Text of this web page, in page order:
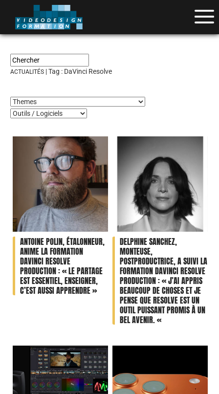
ACTUALITÉS | Tag : DaVinci Resolve
ANTOINE POLIN, ÉTALONNEUR,
ANIME LA FORMATION
DAVINCI RESOLVE
PRODUCTION : « LE PARTAGE
EST ESSENTIEL, ENSEIGNER,
C’EST AUSSI APPRENDRE »
DELPHINE SANCHEZ,
MONTEUSE,
POSTPRODUCTRICE, A SUIVI LA
FORMATION DAVINCI RESOLVE
PRODUCTION : « J’AI APPRIS
BEAUCOUP DE CHOSES ET JE
PENSE QUE RESOLVE EST UN
OUTIL PUISSANT PROMIS À UN
BEL AVENIR. «